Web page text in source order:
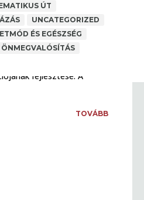
ÚT
UNCATEGORIZED
ÉS EGÉSZSÉG
ÖNMEGVALÓSÍTÁS
2025
BIZTONSÁG
fejlesztése. A
TOVÁBB